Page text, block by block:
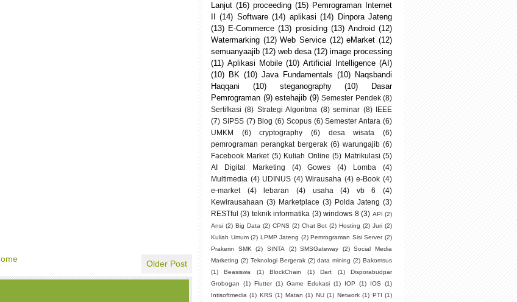
Older Post
Lanjut (16) proceeding (15) Pemrograman Internet
(14) Software (14) aplikasi (14) Dinpora Jateng
(13) E-Commerce (13) prosiding (13) Android (12)
Watermarking (12) Web Service (12) eMarket (12)
semuanyaajib (12) web desa (12) image processing
(11) Aplikasi Mobile (10) Artificial Intelligence (AI)
(10) BK (10) Java Fundamentals (10) Naqsbandi
Haqqani
(10) steganography (10)
Dasar
Pemrograman (9) estehajib (9) Semester Pendek (8)
Sertifkasi (8) Strategi Algoritma (8) seminar (8)
IEEE
(7) SIPSS (7) Blog (6) Scopus (6) Semester Antara (6)
UMKM
(6) cryptography (6) desa wisata
(6)
pemrograman perangkat bergerak (6) warungajib (6)
Facebook Market (5) Kuliah Online (5) Matrikulasi (5)
AI Digital Marketing
(4) Gowes (4) Lomba
(4)
Multimedia (4) UDINUS (4) Wirausaha (4) e-Book (4)
e-market
(4) lebaran (4) usaha (4) vb 6
(4)
Kewirausahaan (3) Marketplace (3) Polda Jateng (3)
RESTful
(3) teknik informatika (3) windows 8 (3) API (2)
Ansi (2) Big Data (2) CPNS (2) Chat Bot (2) Hosting (2) Juri (2)
Kuliah Umum (2) LPMP Jateng (2) Pemrograman Sisi Server (2)
Prakerin SMK
(2) SINTA (2) SMSGateway (2)
Social Media
Marketing (2) Teknologi Bergerak (2) data mining (2) Bakomsus
(1)
Beasiswa (1) BlockChain (1) Dart (1)
Disporabudpar
Grobogan
(1) Flutter (1) Game Edukasi (1) IOP (1) IOS
(1)
Intisoftmedia (1) KRS (1) Matan (1) NU (1) Network (1) PTI (1)